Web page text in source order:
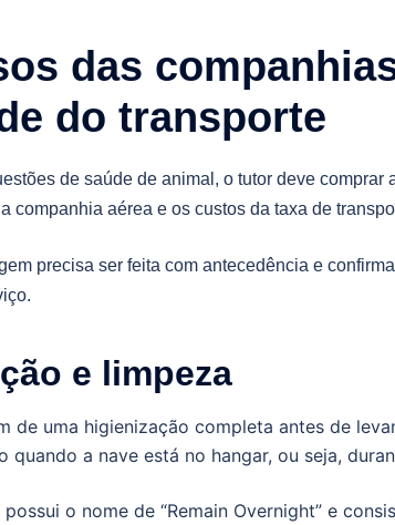
das
do transporte
de saúde de animal, o tutor deve comprar
companhia aérea e os custos da taxa de
precisa ser feita com antecedência e
e limpeza
de uma higienização completa antes de
quando a nave está no hangar, ou seja,
o nome de “Remain Overnight” e